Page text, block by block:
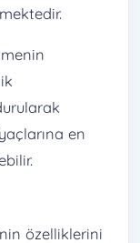
en
özelliklerini